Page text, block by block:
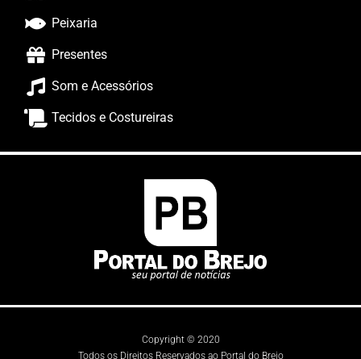
Peixaria
Presentes
Som e Acessórios
Tecidos e Costureiras
Copyright © 2020
Todos os Direitos Reservados ao Portal do Brejo